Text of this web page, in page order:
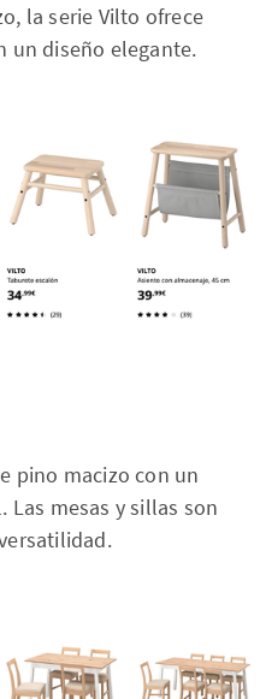
la serie Vilto ofrece
un diseño elegante.
pino macizo con un
mesas y sillas son